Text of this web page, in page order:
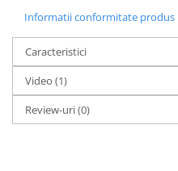
Informatii conformitate produs
Caracteristici
Video (1)
Review-uri(0)